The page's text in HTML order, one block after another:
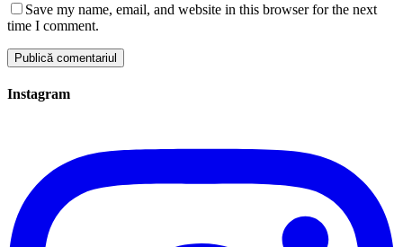
Save my name, email, and website in this browser for the next
time I comment.
Instagram